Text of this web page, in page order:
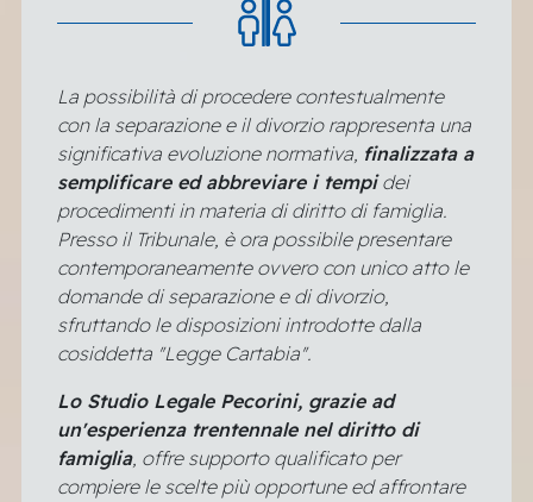
La possibilità di procedere contestualmente
con la separazione e il divorzio rappresenta una
significativa evoluzione normativa, finalizzata a
semplificare ed abbreviare i tempidei
procedimenti in materia di diritto di famiglia.
Presso il Tribunale, è ora possibile presentare
contemporaneamente ovvero con unico atto le
domande di separazione e di divorzio,
sfruttando le disposizioni introdotte dalla
cosiddetta "Legge Cartabia".
Lo Studio Legale Pecorini, grazie ad
un'esperienza trentennale nel diritto di
famiglia, offre supporto qualificato per
compiere le scelte più opportune ed affrontare